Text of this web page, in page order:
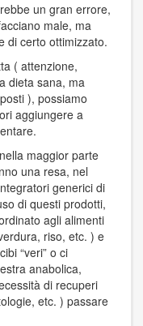
un gran errore,
male, ma
di certo ottimizzato.
( attenzione,
dieta sana, ma
), possiamo
aggiungere a
maggior parte
una resa, nel
generici di
di questi prodotti,
agli alimenti
riso, etc. ) e
“veri” o ci
anabolica,
di recuperi
etc. ) passare